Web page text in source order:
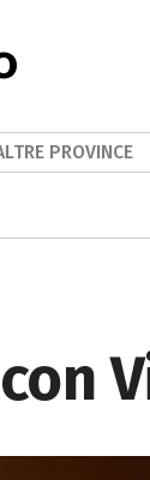
PROVINCE